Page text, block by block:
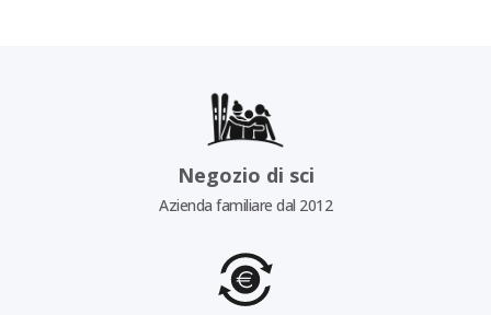
Negozio di sci
Azienda familiare dal 2012